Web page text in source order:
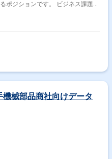
ポジションです。 ビジネス課題の
携しながら、プロジェクト全体の
ード ・データ収集・前処理・モデ
機械部品商社向けデータ